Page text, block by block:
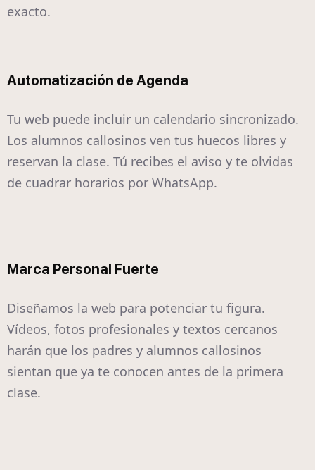
exacto.
Automatización de Agenda
Tu web puede incluir un calendario sincronizado.
Los alumnos callosinos ven tus huecos libres y
reservan la clase. Tú recibes el aviso y te olvidas
de cuadrar horarios por WhatsApp.
Marca Personal Fuerte
Diseñamos la web para potenciar tu figura.
Vídeos, fotos profesionales y textos cercanos
harán que los padres y alumnos callosinos
sientan que ya te conocen antes de la primera
clase.